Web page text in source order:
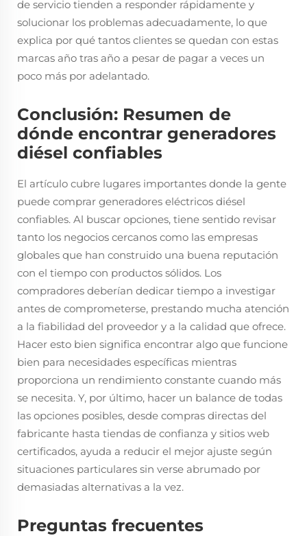
de servicio tienden a responder rápidamente y
solucionar los problemas adecuadamente, lo que
explica por qué tantos clientes se quedan con estas
marcas año tras año a pesar de pagar a veces un
poco más por adelantado.
Conclusión: Resumen de
dónde encontrar generadores
diésel confiables
El artículo cubre lugares importantes donde la gente
puede comprar generadores eléctricos diésel
confiables. Al buscar opciones, tiene sentido revisar
tanto los negocios cercanos como las empresas
globales que han construido una buena reputación
con el tiempo con productos sólidos. Los
compradores deberían dedicar tiempo a investigar
antes de comprometerse, prestando mucha atención
a la fiabilidad del proveedor y a la calidad que ofrece.
Hacer esto bien significa encontrar algo que funcione
bien para necesidades específicas mientras
proporciona un rendimiento constante cuando más
se necesita. Y, por último, hacer un balance de todas
las opciones posibles, desde compras directas del
fabricante hasta tiendas de confianza y sitios web
certificados, ayuda a reducir el mejor ajuste según
situaciones particulares sin verse abrumado por
demasiadas alternativas a la vez.
Preguntas frecuentes